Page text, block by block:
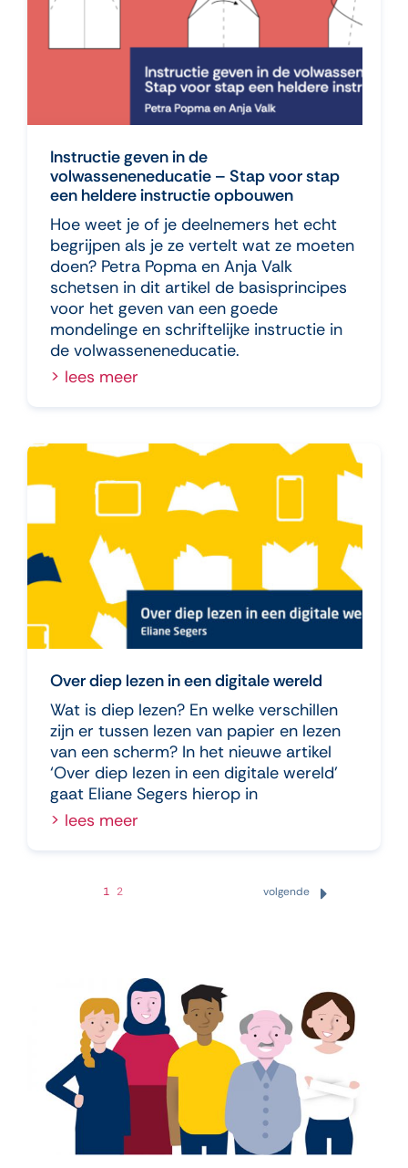
Instructie geven in de
volwasseneneducatie – Stap voor stap
een heldere instructie opbouwen
Hoe weet je of je deelnemers het echt
begrijpen als je ze vertelt wat ze moeten
doen? Petra Popma en Anja Valk
schetsen in dit artikel de basisprincipes
voor het geven van een goede
mondelinge en schriftelijke instructie in
de volwasseneneducatie.
> lees meer
Over diep lezen in een digitale wereld
Wat is diep lezen? En welke verschillen
zijn er tussen lezen van papier en lezen
van een scherm? In het nieuwe artikel
‘Over diep lezen in een digitale wereld’
gaat Eliane Segers hierop in
> lees meer
1 2 volgende